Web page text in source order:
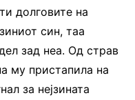
долговите на
син, таа
зад неа. Од страв
му пристапила на
за нејзината